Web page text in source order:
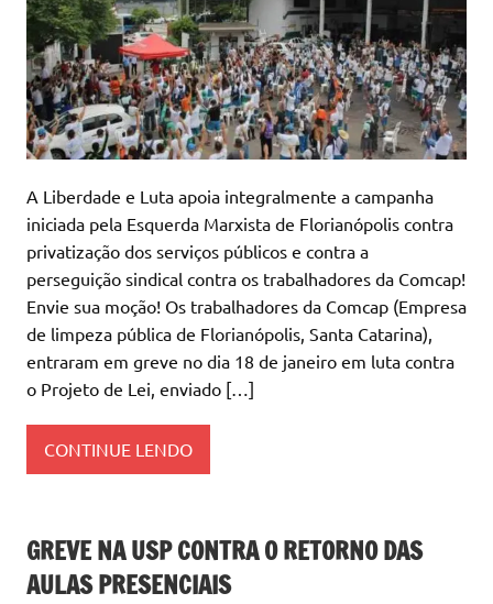
A Liberdade e Luta apoia integralmente a campanha
iniciada pela Esquerda Marxista de Florianópolis contra
privatização dos serviços públicos e contra a
perseguição sindical contra os trabalhadores da Comcap!
Envie sua moção! Os trabalhadores da Comcap (Empresa
de limpeza pública de Florianópolis, Santa Catarina),
entraram em greve no dia 18 de janeiro em luta contra
o Projeto de Lei, enviado […]
CONTINUE LENDO
GREVE NA USP CONTRA O RETORNO DAS
AULAS PRESENCIAIS